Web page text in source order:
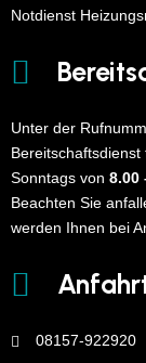
Notdienst
Unter der
Sonntags von 8.00
Beachten Sie
werden Ihnen bei
08157-922920